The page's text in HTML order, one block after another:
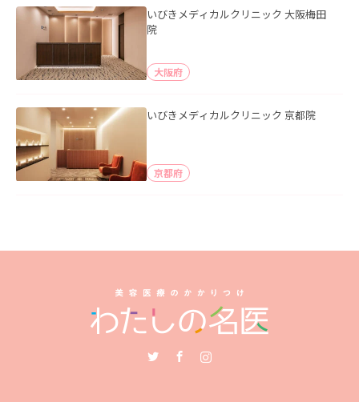
いびきメディカルクリニック 大阪梅田
院
大阪府
いびきメディカルクリニック 京都院
京都府